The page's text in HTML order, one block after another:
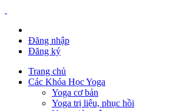
Đăng nhập
Đăng ký
Trang chủ
Các Khóa Học Yoga
Yoga cơ bản
Yoga trị liệu, phục hồi